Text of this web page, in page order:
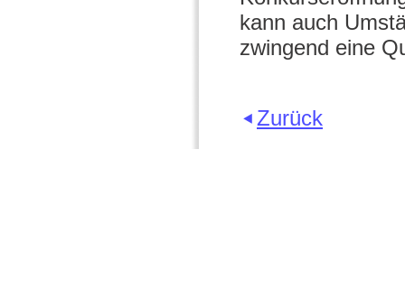
kann auch
zwingend eine
Zurück